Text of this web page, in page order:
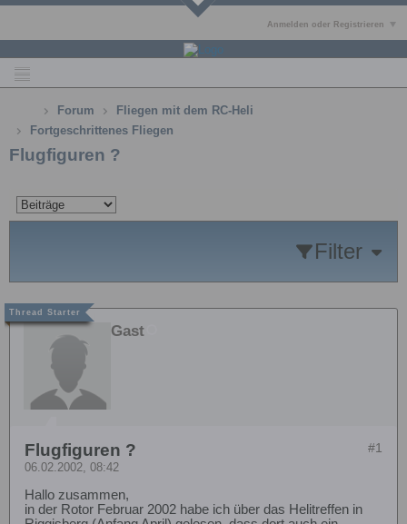
Anmelden oder Registrieren
Forum
Fliegen mit dem RC-Heli
Fortgeschrittenes Fliegen
Flugfiguren ?
Filter
Gast
#1
Flugfiguren ?
06.02.2002, 08:42
Hallo zusammen,
in der Rotor Februar 2002 habe ich über das Helitreffen in